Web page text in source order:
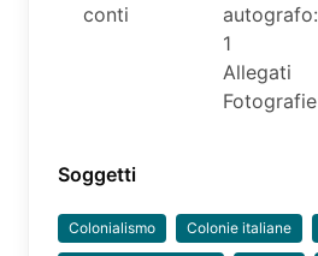
conti
autografo:
1
Allegati
Fotografie
Soggetti
Colonialismo Colonie italiane